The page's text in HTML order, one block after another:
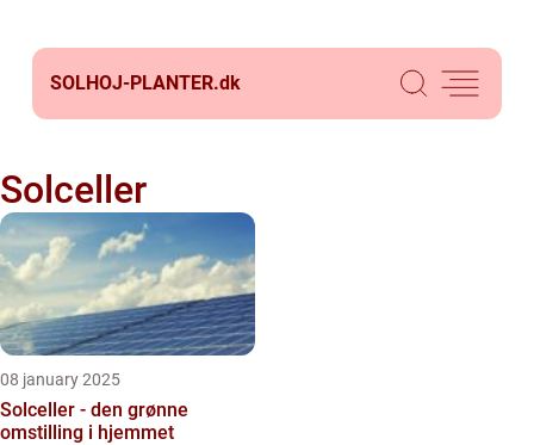
SOLHOJ-PLANTER.dk
Solceller
08 january 2025
Solceller - den grønne
omstilling i hjemmet